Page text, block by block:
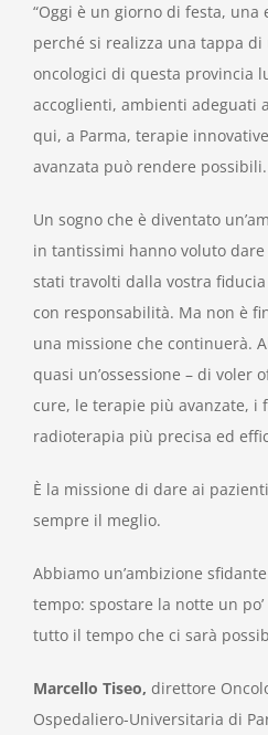
“Oggi è un giorno di festa,
perché si realizza una tappa
oncologici di questa provincia
accoglienti, ambienti adeguati
qui, a Parma, terapie
avanzata può rendere possibili.
Un sogno che è diventato
in tantissimi hanno voluto
stati travolti dalla vostra
con responsabilità. Ma non è
una missione che continuerà.
quasi un’ossessione – di voler
cure, le terapie più avanzate, i
radioterapia più precisa ed
È la missione di dare ai
sempre il meglio.
Abbiamo un’ambizione
tempo: spostare la notte un
tutto il tempo che ci sarà
Marcello Tiseo, direttore
Ospedaliero-Universitaria di